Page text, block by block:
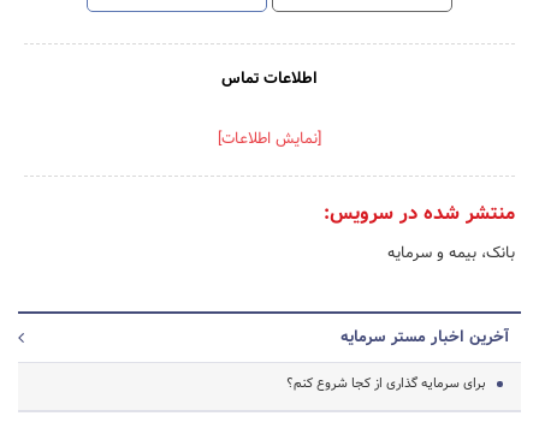
اطلاعات تماس
[نمایش اطلاعات]
منتشر شده در سرویس:
بانک، بیمه و سرمایه
آخرین اخبار مستر سرمایه
برای سرمایه گذاری از کجا شروع کنم؟